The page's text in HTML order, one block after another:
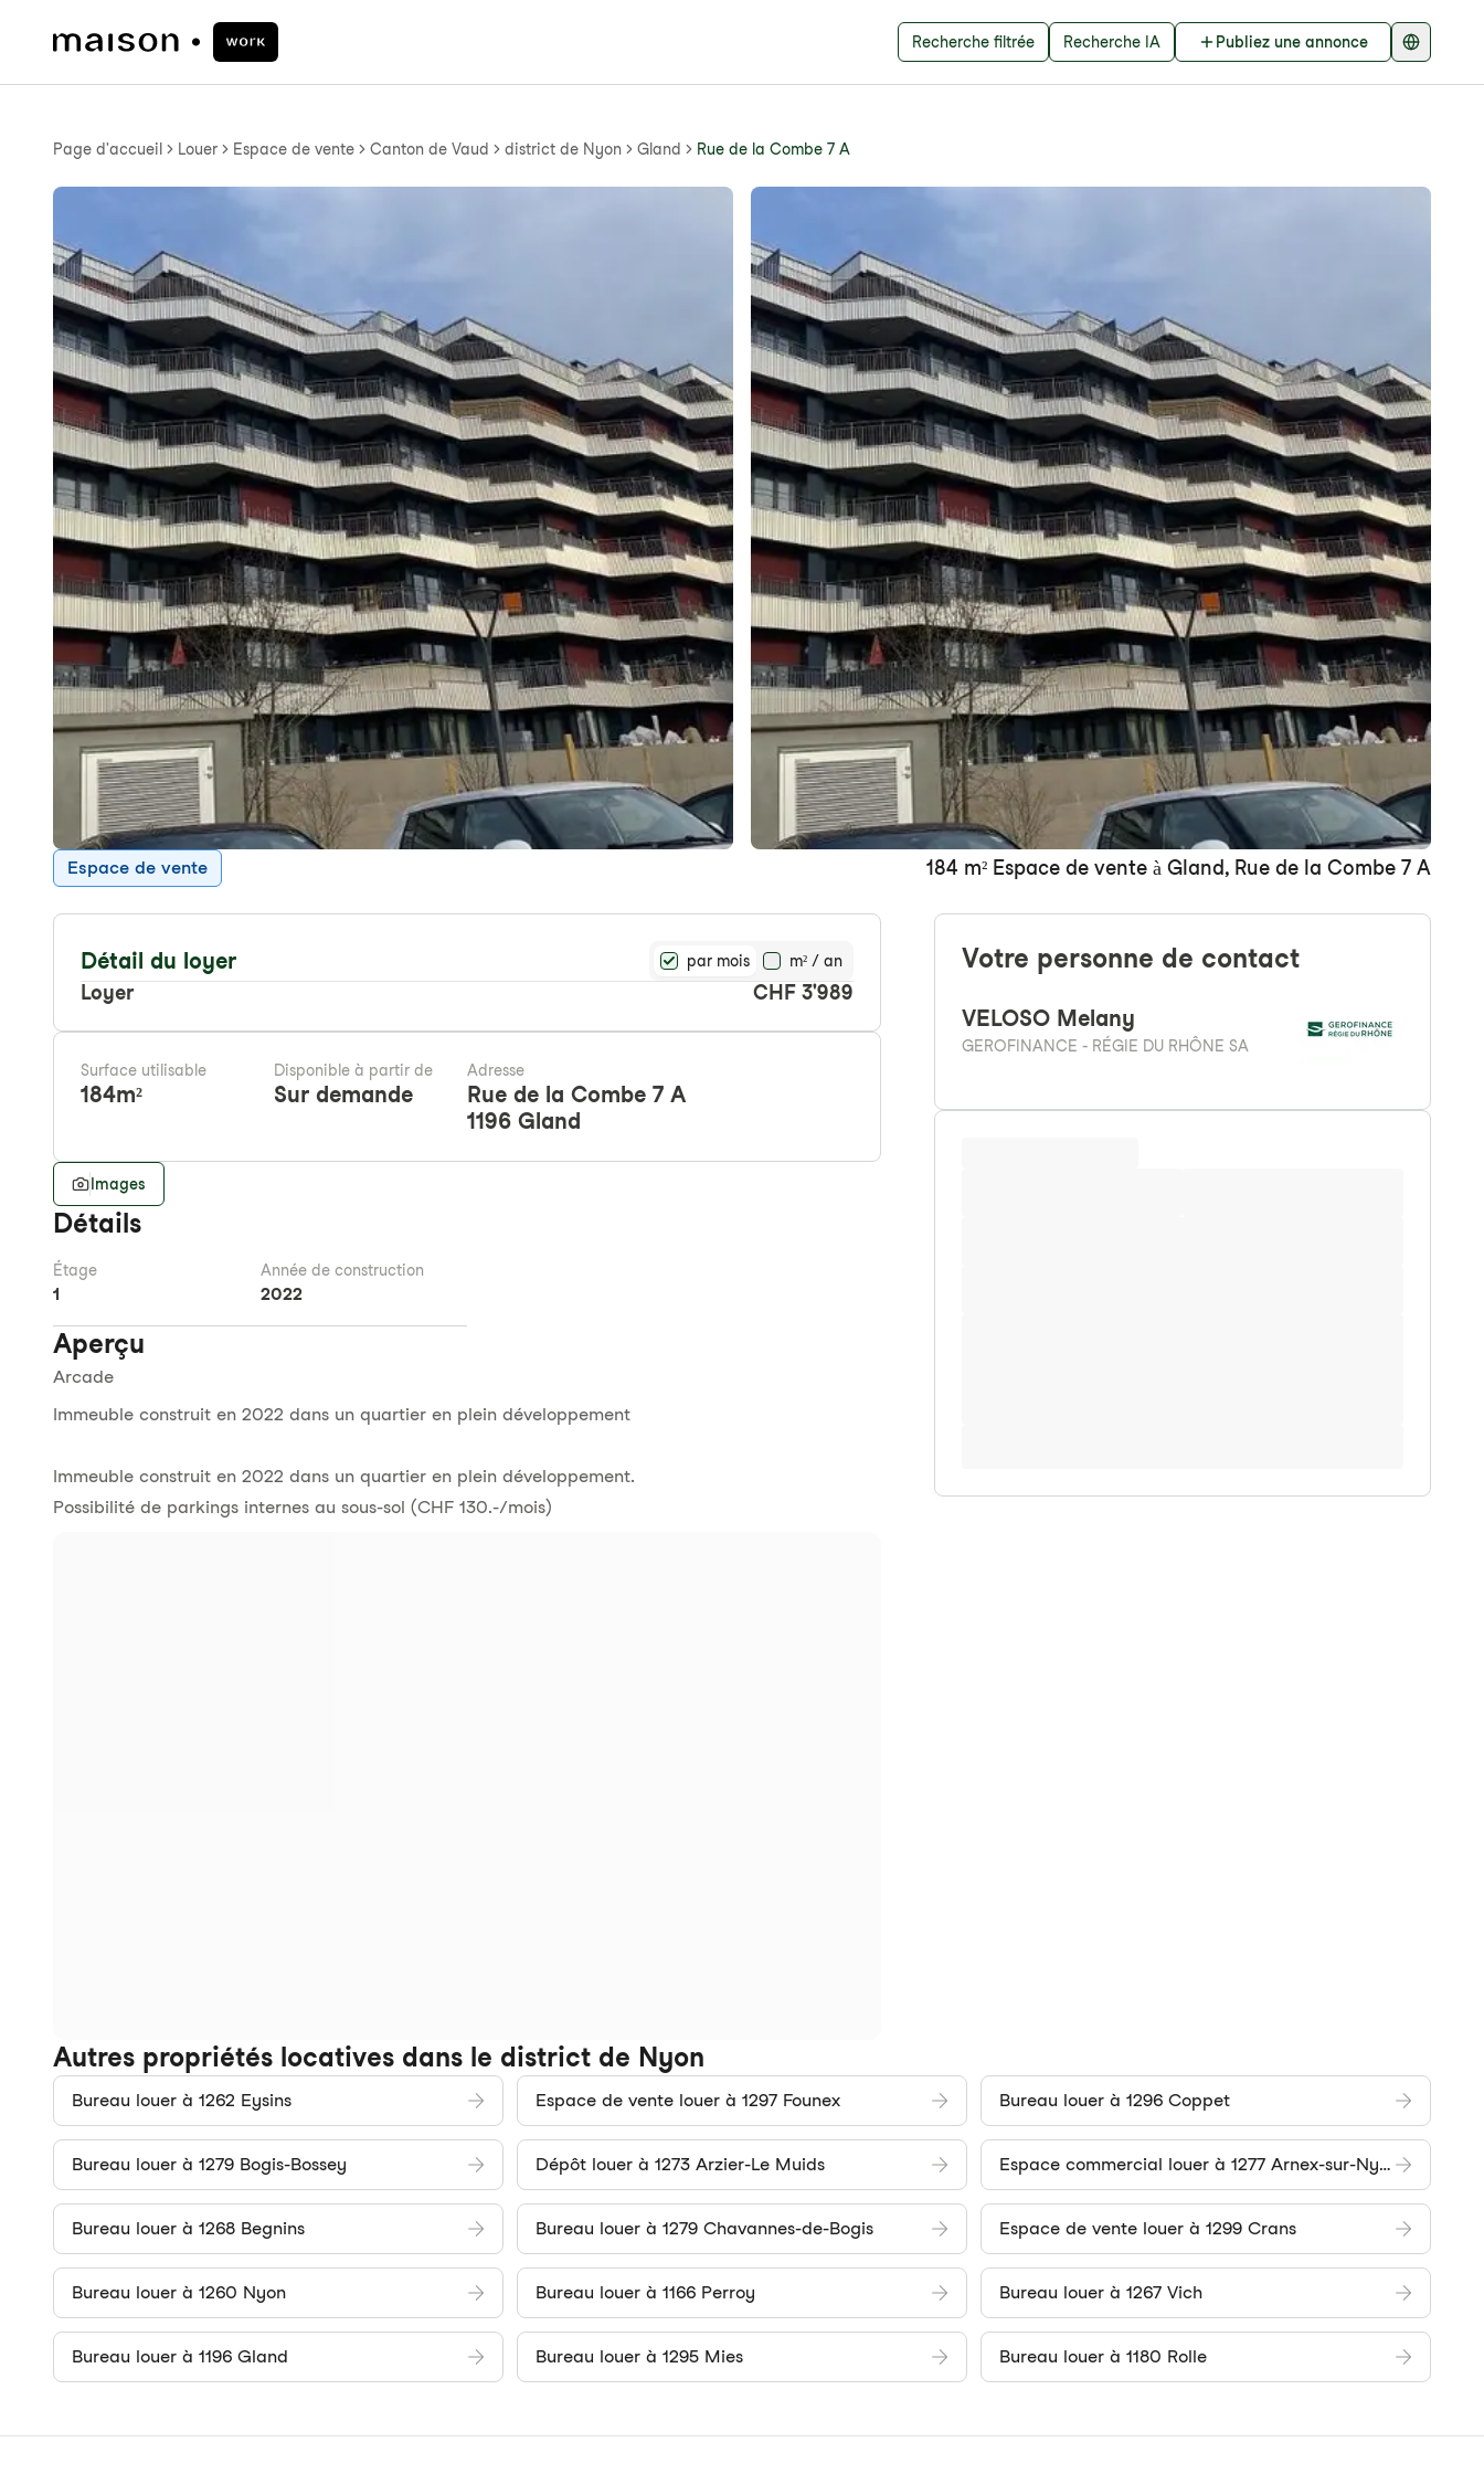
Recherche filtrée Recherche IA Publiez une annonce
Page d'accueil Louer Espace de vente Canton de Vaud district de Nyon Gland Rue de la Combe 7 A
184 m² Espace de vente à Gland, Rue de la Combe 7 A
Espace de vente
Détail du loyer par mois m² / an
Loyer CHF 3'989
Surface utilisable
184m²
Disponible à partir de
Sur demande
Adresse
Rue de la Combe 7 A
1196 Gland
Images
Détails
Étage
1
Année de construction
2022
Aperçu
Arcade
Immeuble construit en 2022 dans un quartier en plein développement
Immeuble construit en 2022 dans un quartier en plein développement.
Possibilité de parkings internes au sous-sol (CHF 130.-/mois)
Votre personne de contact
VELOSO Melany
GEROFINANCE - RÉGIE DU RHÔNE SA
Autres propriétés locatives dans le district de Nyon
Bureau louer à 1262 Eysins Espace de vente louer à 1297 Founex Bureau louer à 1296 Coppet
Bureau louer à 1279 Bogis-Bossey Dépôt louer à 1273 Arzier-Le Muids Espace commercial louer à 1277 Arnex-sur-Nyon
Bureau louer à 1268 Begnins Bureau louer à 1279 Chavannes-de-Bogis Espace de vente louer à 1299 Crans
Bureau louer à 1260 Nyon Bureau louer à 1166 Perroy Bureau louer à 1267 Vich
Bureau louer à 1196 Gland Bureau louer à 1295 Mies Bureau louer à 1180 Rolle